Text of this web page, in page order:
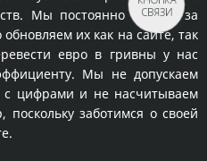
Мы постоянно следим за
их как на сайте, так
евро в гривны у нас
Мы не допускаем
с цифрами и не насчитываем
заботимся о своей
СВЯЗИ